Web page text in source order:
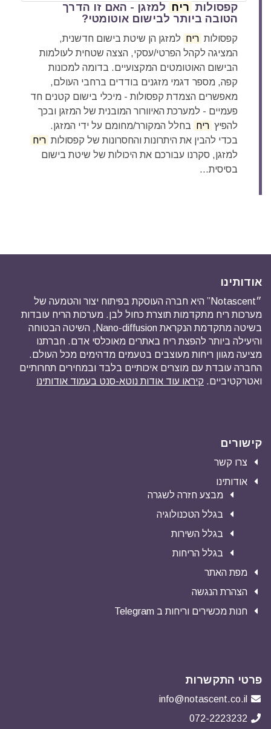
קפסולות ריח למזגן - האם זו הדרך
הטובה ביותר לבישום אוטומטי?
קפסולות ריח למזגן הן שיטת בישום חדשנית,
המציגה לקהל הפרטי/עסקי, הצצה שטחית לעולמות
הבישום האוטומטים המקצועיים. בדומה למכונות
קפה, מספר דגמי מזגנים בודדים ברחבי העולם,
מאפשרים הצמדת קפסולות - מיכלי בישום קטנים חד
פעמיים - למערכת האיוורור המובנית של המזגן ובכך
להפיץ ריח בחלל המקורר/מחומם על ידי המזגן.
בכדי להבין את היתרונות והחסרונות של קפסולות ריח
למזגן, סקרנו עבורכם את היכולות של שיטת בישום
בסיסית...
אודותינו
״Notascent” היא חברה העוסקת בפיתוח יצור והטמעה של
מערכות ריח מתקדמות תוצרת כחול לבן. מערכות הריח עובדות
בשיטה מתקדמת הנקראת Nano-diffusion, השיטה הבטוחה
והיעילה ביותר להפצת ריח באתרים מאוכלסי אדם. חברתנו
מציעה מגוון ריחות מעוצבים בטעמים מדהימים מכל העולם.
החברה עובדת עם מוצרים איכותיים בלבד ובמחירים תחרותיים
ואטרקטיביים. קיראו עוד אודות נוטא-סנט בעמוד אודותינו
קישורים
צרו קשר
אודותינו
מבצע חזרה לשגרה
בגלל הטכנולוגיה
בגלל השירות
בגלל הריחות
מפת האתר
הצהרת הנגשה
חנות מכשירים וריחות ב Telegram
פרטי התקשרות
info@notascent.co.il
072-2223232